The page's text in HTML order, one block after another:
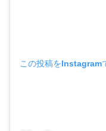
この投稿をInstagram